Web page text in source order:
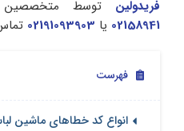
فریدولین توسط متخصصین
02158941 یا 02191093903
فهرست
انواع کد خطاهای ماشین